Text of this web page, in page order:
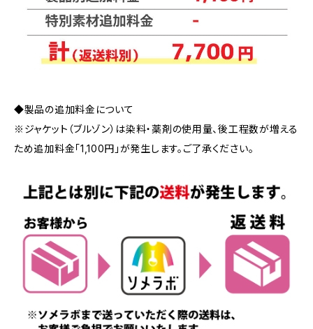
◆製品の追加料金について
※ジャケット（ブルゾン）は染料・薬剤の使用量、後工程数が増える
ため追加料金「1,100円」が発生します。ご了承ください。